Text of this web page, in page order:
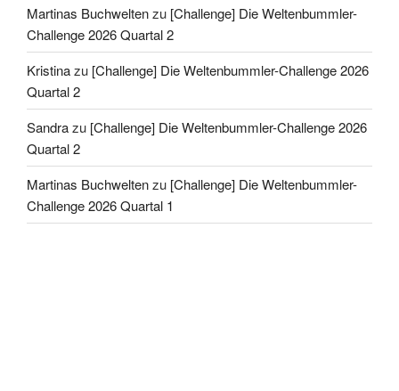
Martinas Buchweltenzu [Challenge] Die Weltenbummler-
Challenge 2026 Quartal 2
Kristinazu [Challenge] Die Weltenbummler-Challenge 2026
Quartal 2
Sandrazu [Challenge] Die Weltenbummler-Challenge 2026
Quartal 2
Martinas Buchweltenzu [Challenge] Die Weltenbummler-
Challenge 2026 Quartal 1